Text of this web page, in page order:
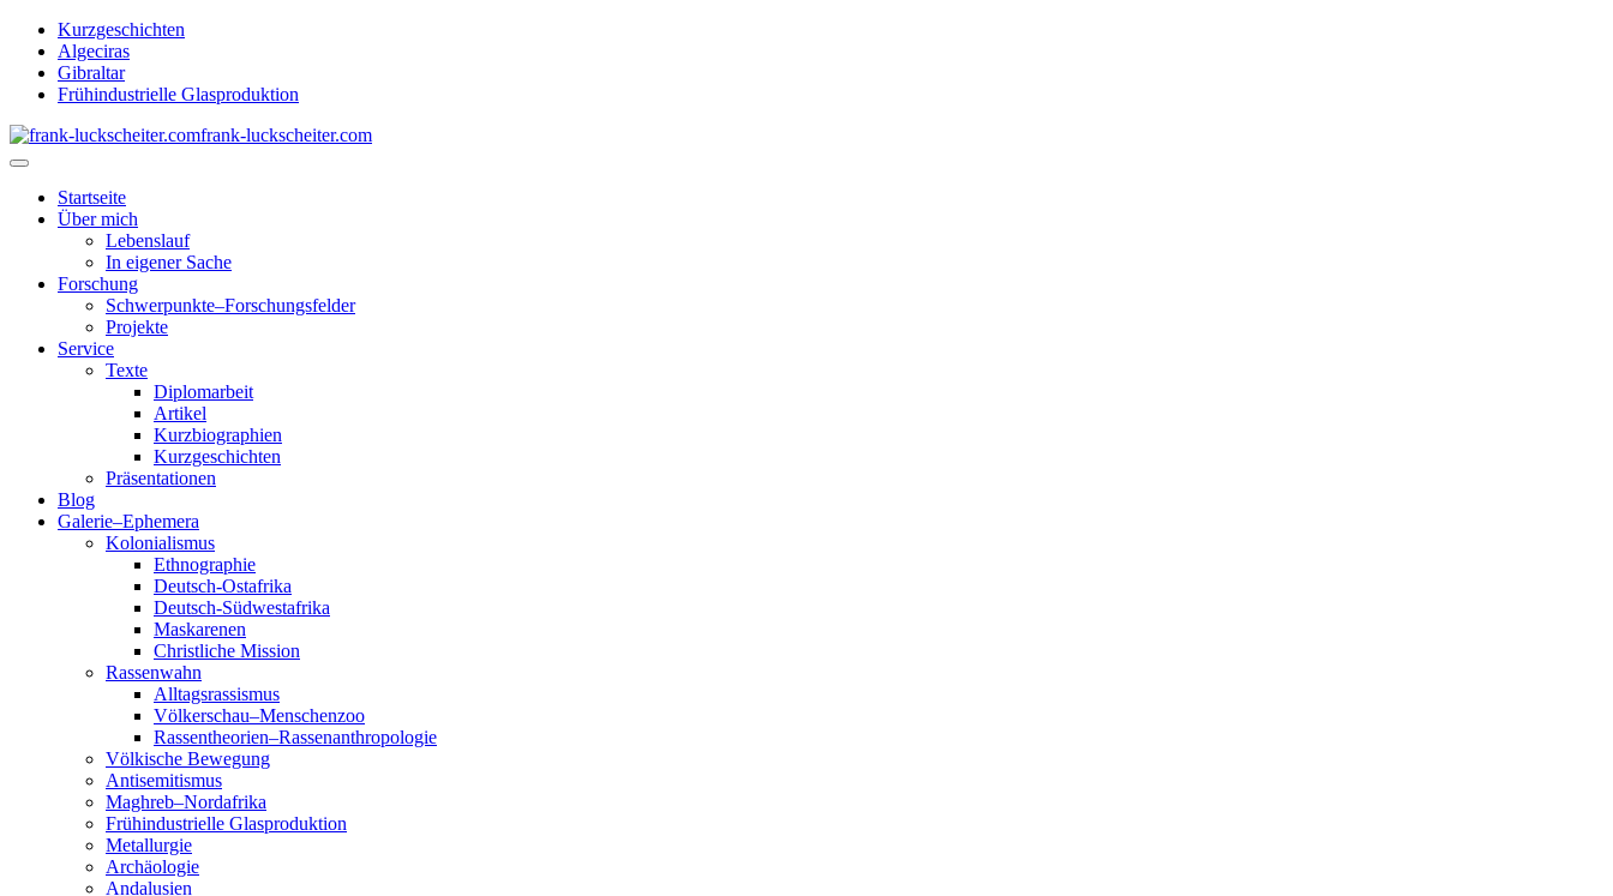
Kurzgeschichten
Algeciras
Gibraltar
Frühindustrielle Glasproduktion
frank-luckscheiter.com
Startseite
Über mich
Lebenslauf
In eigener Sache
Forschung
Schwerpunkte–Forschungsfelder
Projekte
Service
Texte
Diplomarbeit
Artikel
Kurzbiographien
Kurzgeschichten
Präsentationen
Blog
Galerie–Ephemera
Kolonialismus
Ethnographie
Deutsch-Ostafrika
Deutsch-Südwestafrika
Maskarenen
Christliche Mission
Rassenwahn
Alltagsrassismus
Völkerschau–Menschenzoo
Rassentheorien–Rassenanthropologie
Völkische Bewegung
Antisemitismus
Maghreb–Nordafrika
Frühindustrielle Glasproduktion
Metallurgie
Archäologie
Andalusien